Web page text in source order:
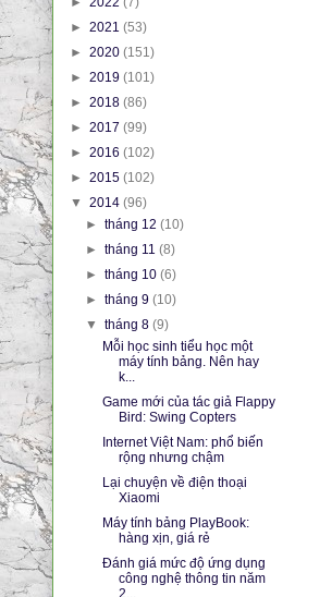
► 2021 (53)
► 2020 (151)
► 2019 (101)
► 2018 (86)
► 2017 (99)
► 2016 (102)
► 2015 (102)
▼ 2014 (96)
►tháng 12(10)
►tháng 11(8)
►tháng 10(6)
►tháng 9(10)
▼tháng 8(9)
Mỗi học sinh tiểu học một
máy tính bảng. Nên hay
k...
Game mới của tác giả Flappy
Bird: Swing Copters
Internet Việt Nam: phổ biến
rộng nhưng chậm
Lại chuyện về điện thoại
Xiaomi
Máy tính bảng PlayBook:
hàng xịn, giá rẻ
Đánh giá mức độ ứng dụng
công nghệ thông tin năm
2...